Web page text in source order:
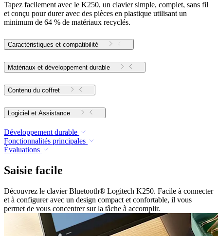
Tapez facilement avec le K250, un clavier simple, complet, sans fil
et conçu pour durer avec des pièces en plastique utilisant un
minimum de 64 % de matériaux recyclés.
Caractéristiques et compatibilité
Matériaux et développement durable
Contenu du coffret
Logiciel et Assistance
Développement durable
Fonctionnalités principales
Évaluations
Saisie facile
Découvrez le clavier Bluetooth® Logitech K250. Facile à connecter
et à configurer avec un design compact et confortable, il vous
permet de vous concentrer sur la tâche à accomplir.